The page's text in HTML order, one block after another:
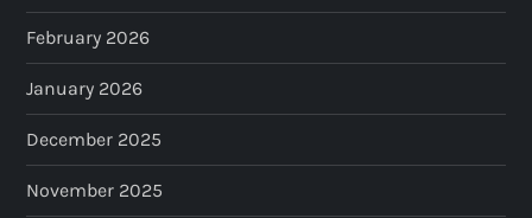
February 2026
January 2026
December 2025
November 2025